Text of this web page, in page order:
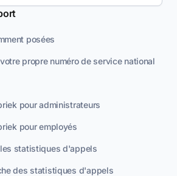
posées
propre numéro de service national
pour administrateurs
pour employés
statistiques d'appels
des statistiques d'appels